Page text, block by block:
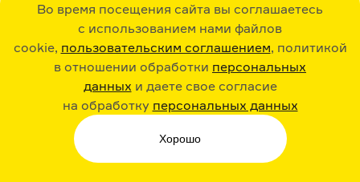
Во время посещения сайта вы соглашаетесь
с использованием нами файлов
cookie, пользовательским соглашением, политикой
в отношении обработки персональных
данных и даете свое согласие
на обработку персональных данных
Хорошо
по назначаемым препаратам, лечили Блока не только
от этого. Известно, что поэту давали мышьяк, который,
наряду с ртутью, является основой сальвар­сана,
другого известного средства от сифилиса.
Легенда 8. Блок поддерживал советскую
власть и даже был не против, чтобы крестьяне
разграбили его имение
это только отчасти правда.